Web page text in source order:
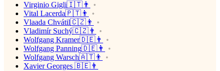
Virginio Gigli🇮🇹👨
Vital Lacerda🇵🇹👨
Vlaada Chvátil🇨🇿👨
Vladimír Suchý🇨🇿👨
Wolfgang Kramer🇩🇪👨
Wolfgang Panning🇩🇪👨
Wolfgang Warsch🇦🇹👨
Xavier Georges 🇧🇪👨